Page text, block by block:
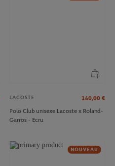
LACOSTE 140,00 €
Polo Club unisexe Lacoste x Roland-
Garros - Ecru
NOUVEAU